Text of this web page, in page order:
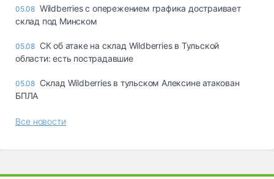
05.08 Wildberries с опережением графика достраивает
склад под Минском
05.08 СК об атаке на склад Wildberries в Тульской
области: есть пострадавшие
05.08 Склад Wildberries в тульском Алексине атакован
БПЛА
Все новости